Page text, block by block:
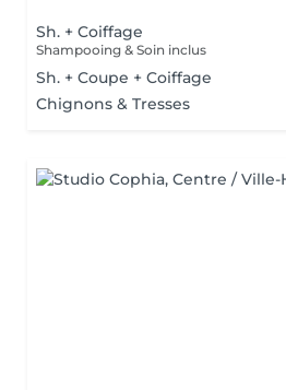
Sh. + Coiffage
Shampooing & Soin inclus
Sh. + Coupe + Coiffage
Chignons & Tresses